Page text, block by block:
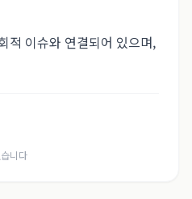
적 이슈와 연결되어 있으며,
니다